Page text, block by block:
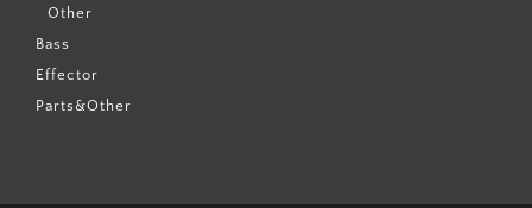
Other
Bass
Effector
Parts&Other